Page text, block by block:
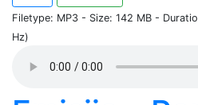
Filetype: MP3 - Size: 142 MB -
Hz)